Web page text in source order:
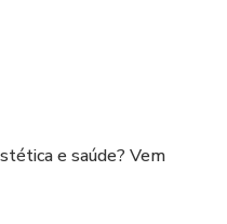
e saúde? Vem